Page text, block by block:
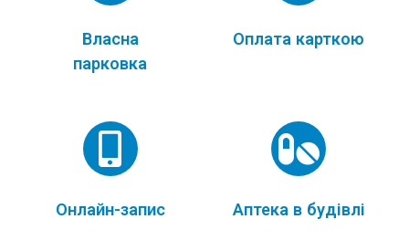
Власна
парковка
Оплата карткою
Онлайн-запис Аптека в будівлі